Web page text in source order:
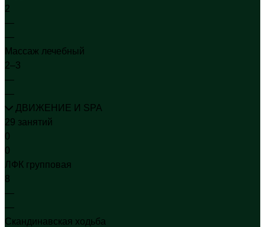
2
—
—
Массаж лечебный
2–3
—
—
ДВИЖЕНИЕ И SPA
29 занятий
0
0
ЛФК групповая
8
—
—
Скандинавская ходьба